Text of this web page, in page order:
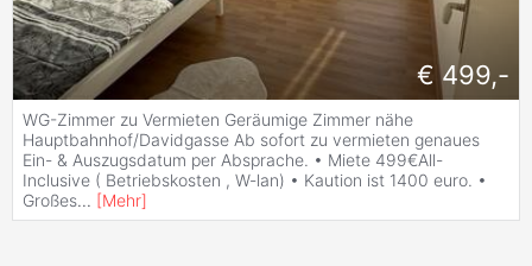
€ 499,-
WG-Zimmer zu Vermieten Geräumige Zimmer nähe
Hauptbahnhof/Davidgasse Ab sofort zu vermieten genaues
Ein- & Auszugsdatum per Absprache. • Miete 499€All-
Inclusive ( Betriebskosten , W-lan) • Kaution ist 1400 euro. •
Großes... [Mehr]